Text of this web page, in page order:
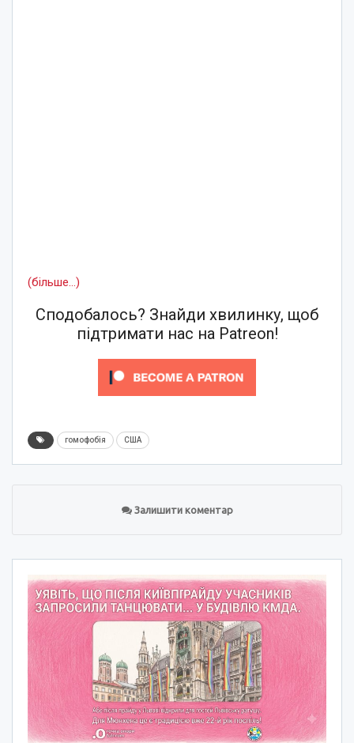
(більше…)
Сподобалось? Знайди хвилинку, щоб
підтримати нас на Patreon!
гомофобія США
Залишити коментар